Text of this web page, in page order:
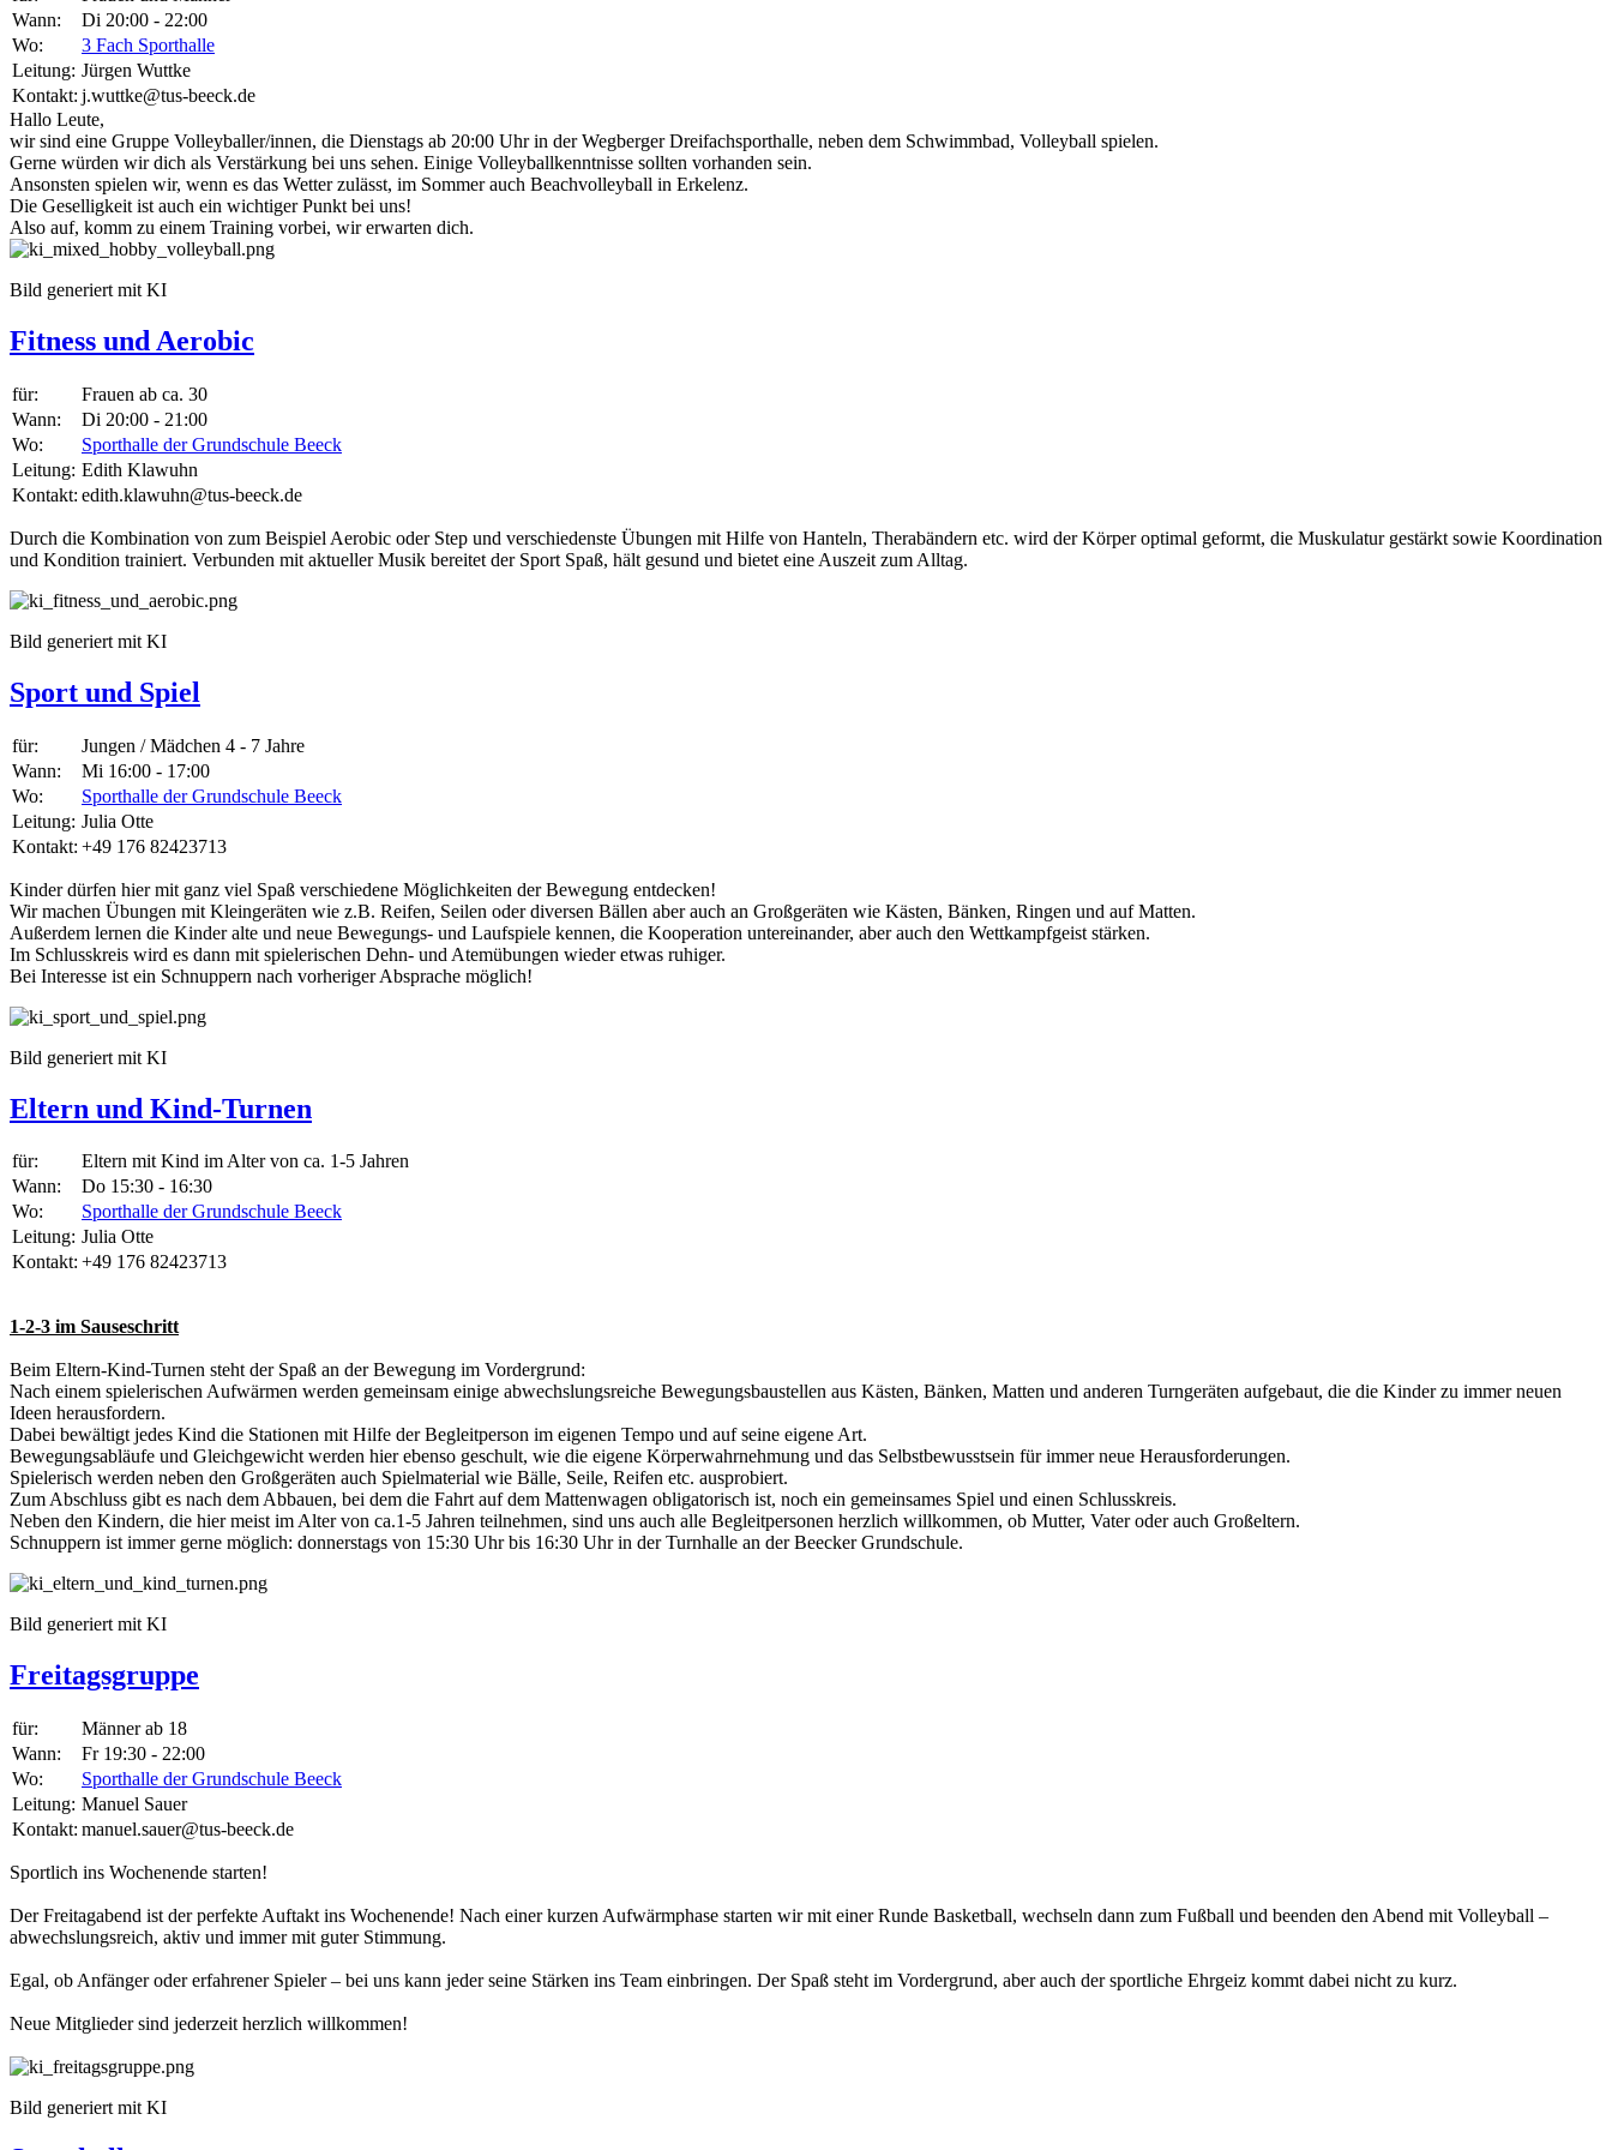
Wann:
Di 20:00 - 22:00
Wo:
3 Fach Sporthalle
Leitung: Jürgen Wuttke
Kontakt: j.wuttke@tus-beeck.de
Hallo Leute,
wir sind eine Gruppe Volleyballer/innen, die Dienstags ab 20:00 Uhr in der Wegberger Dreifachsporthalle, neben dem Schwimmbad, Volleyball spielen.
Gerne würden wir dich als Verstärkung bei uns sehen. Einige Volleyballkenntnisse sollten vorhanden sein.
Ansonsten spielen wir, wenn es das Wetter zulässt, im Sommer auch Beachvolleyball in Erkelenz.
Die Geselligkeit ist auch ein wichtiger Punkt bei uns!
Also auf, komm zu einem Training vorbei, wir erwarten dich.
Bild generiert mit KI
Fitness und Aerobic
für:
Frauen ab ca. 30
Wann:
Di 20:00 - 21:00
Wo:
Sporthalle der Grundschule Beeck
Leitung: Edith Klawuhn
Kontakt: edith.klawuhn@tus-beeck.de
Durch die Kombination von zum Beispiel Aerobic oder Step und verschiedenste Übungen mit Hilfe von Hanteln, Therabändern etc. wird der Körper optimal geformt, die Muskulatur gestärkt sowie Koordination
und Kondition trainiert. Verbunden mit aktueller Musik bereitet der Sport Spaß, hält gesund und bietet eine Auszeit zum Alltag.
Bild generiert mit KI
Sport und Spiel
für:
Jungen / Mädchen 4 - 7 Jahre
Wann:
Mi 16:00 - 17:00
Wo:
Sporthalle der Grundschule Beeck
Leitung: Julia Otte
Kontakt: +49 176 82423713
Kinder dürfen hier mit ganz viel Spaß verschiedene Möglichkeiten der Bewegung entdecken!
Wir machen Übungen mit Kleingeräten wie z.B. Reifen, Seilen oder diversen Bällen aber auch an Großgeräten wie Kästen, Bänken, Ringen und auf Matten.
Außerdem lernen die Kinder alte und neue Bewegungs- und Laufspiele kennen, die Kooperation untereinander, aber auch den Wettkampfgeist stärken.
Im Schlusskreis wird es dann mit spielerischen Dehn- und Atemübungen wieder etwas ruhiger.
Bei Interesse ist ein Schnuppern nach vorheriger Absprache möglich!
Bild generiert mit KI
Eltern und Kind-Turnen
für:
Eltern mit Kind im Alter von ca. 1-5 Jahren
Wann:
Do 15:30 - 16:30
Wo:
Sporthalle der Grundschule Beeck
Leitung: Julia Otte
Kontakt: +49 176 82423713
1-2-3 im Sauseschritt
Beim Eltern-Kind-Turnen steht der Spaß an der Bewegung im Vordergrund:
Nach einem spielerischen Aufwärmen werden gemeinsam einige abwechslungsreiche Bewegungsbaustellen aus Kästen, Bänken, Matten und anderen Turngeräten aufgebaut, die die Kinder zu immer neuen
Ideen herausfordern.
Dabei bewältigt jedes Kind die Stationen mit Hilfe der Begleitperson im eigenen Tempo und auf seine eigene Art.
Bewegungsabläufe und Gleichgewicht werden hier ebenso geschult, wie die eigene Körperwahrnehmung und das Selbstbewusstsein für immer neue Herausforderungen.
Spielerisch werden neben den Großgeräten auch Spielmaterial wie Bälle, Seile, Reifen etc. ausprobiert.
Zum Abschluss gibt es nach dem Abbauen, bei dem die Fahrt auf dem Mattenwagen obligatorisch ist, noch ein gemeinsames Spiel und einen Schlusskreis.
Neben den Kindern, die hier meist im Alter von ca.1-5 Jahren teilnehmen, sind uns auch alle Begleitpersonen herzlich willkommen, ob Mutter, Vater oder auch Großeltern.
Schnuppern ist immer gerne möglich: donnerstags von 15:30 Uhr bis 16:30 Uhr in der Turnhalle an der Beecker Grundschule.
Bild generiert mit KI
Freitagsgruppe
für:
Männer ab 18
Wann:
Fr 19:30 - 22:00
Wo:
Sporthalle der Grundschule Beeck
Leitung: Manuel Sauer
Kontakt: manuel.sauer@tus-beeck.de
Sportlich ins Wochenende starten!
Der Freitagabend ist der perfekte Auftakt ins Wochenende! Nach einer kurzen Aufwärmphase starten wir mit einer Runde Basketball, wechseln dann zum Fußball und beenden den Abend mit Volleyball –
abwechslungsreich, aktiv und immer mit guter Stimmung.
Egal, ob Anfänger oder erfahrener Spieler – bei uns kann jeder seine Stärken ins Team einbringen. Der Spaß steht im Vordergrund, aber auch der sportliche Ehrgeiz kommt dabei nicht zu kurz.
Neue Mitglieder sind jederzeit herzlich willkommen!
Bild generiert mit KI